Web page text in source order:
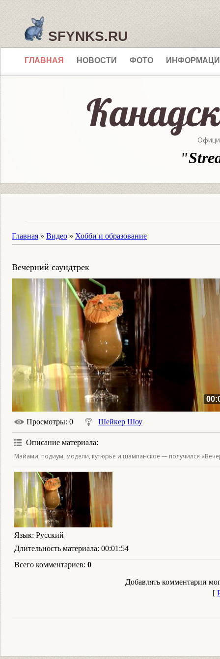
SFYNKS.RU
ГЛАВНАЯ НОВОСТИ ФОТО
Главная » Видео » Хобби и образование
Вечерний саундтрек
Просмотры: 0 Шейкер Шоу
Описание материала:
Майами, подиум, модели, кутюрье и шампанское — получился
Язык: Русский
Длительность материала: 00:01:54
Всего комментариев: 0
Добавлять комментарии
[